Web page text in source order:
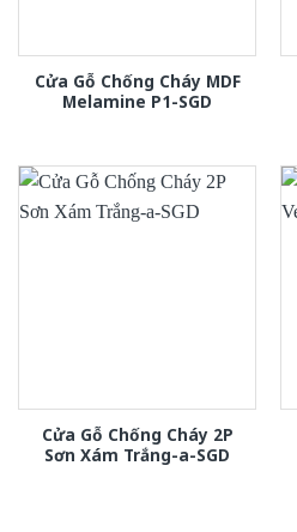
Cửa Gỗ Chống Cháy MDF
Melamine P1-SGD
Cửa Gỗ Chống Cháy 2P
Sơn Xám Trắng-a-SGD